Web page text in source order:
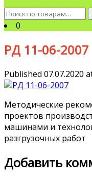
Искать:
0
РД 11-06-2007
Published 07.07.2020
Методические
проектов
машинами и
разгрузочных работ
Добавить